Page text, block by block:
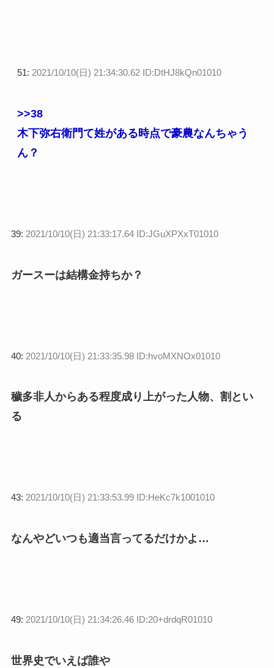
51: 2021/10/10(日) 21:34:30.62 ID:DtHJ8kQn01010
>>38
木下弥右衛門て姓がある時点で豪農なんちゃう
ん？
39: 2021/10/10(日) 21:33:17.64 ID:JGuXPXxT01010
ガースーは結構金持ちか？
40: 2021/10/10(日) 21:33:35.98 ID:hvoMXNOx01010
穢多非人からある程度成り上がった人物、割とい
る
43: 2021/10/10(日) 21:33:53.99 ID:HeKc7k1001010
なんやどいつも適当言ってるだけかよ…
49: 2021/10/10(日) 21:34:26.46 ID:20+drdqR01010
世界史でいえば誰や